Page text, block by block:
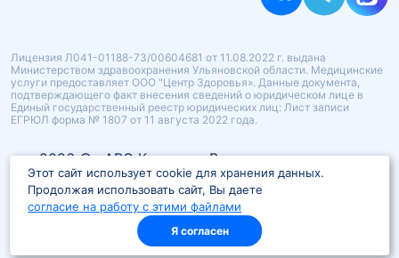
Лицензия Л041-01188-73/00604681 от 11.08.2022 г. выдана
Министерством здравоохранения Ульяновской области. Медицинские
услуги предоставляет ООО "Центр Здоровья». Данные документа,
подтверждающего факт внесения сведений о юридическом лице в
Единый государственный реестр юридических лиц: Лист записи
ЕГРЮЛ форма № 1807 от 11 августа 2022 года.
2026 © «ABC Клиника» Все права защищены
Политика конфиденциальности
Политика в отношении обработки персональных
данных
Этот сайт использует cookie для хранения данных.
Продолжая использовать сайт, Вы даете
согласие на работу с этими файлами
Я согласен